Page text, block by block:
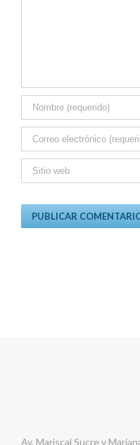
Av. Mariscal Sucre y